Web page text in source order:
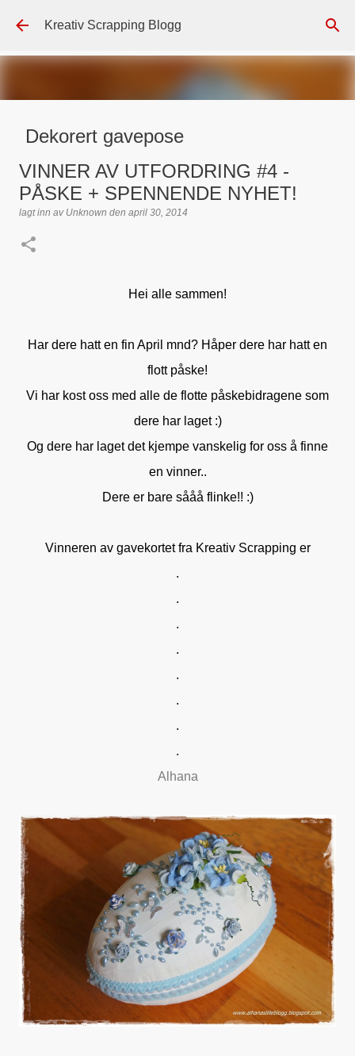
Gå til hovedinnhold
Kreativ Scrapping Blogg
Dekorert gavepose
GAVEPOSE / POSEKORT
TEKST KLISTREMERKER / STICKERS
VINNER AV UTFORDRING #4 -
PÅSKE + SPENNENDE NYHET!
lagt inn av Unknown den april 30, 2014
Hei alle sammen!
Har dere hatt en fin April mnd? Håper dere har hatt en
flott påske!
Vi har kost oss med alle de flotte påskebidragene som
dere har laget :)
Og dere har laget det kjempe vanskelig for oss å finne
en vinner..
Dere er bare sååå flinke!! :)
Vinneren av gavekortet fra Kreativ Scrapping er
.
.
.
.
.
.
.
.
Alhana